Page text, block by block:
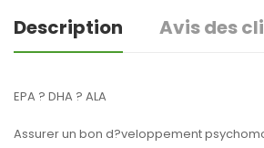
Description Avis des
EPA ? DHA ? ALA
Assurer un bon d?veloppement